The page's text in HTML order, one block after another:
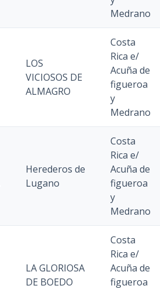
Medrano
LOS
VICIOSOS DE
ALMAGRO
Costa
Rica e/
Acuña de
figueroa
y
Medrano
Herederos de
Lugano
Costa
Rica e/
Acuña de
figueroa
y
Medrano
LA GLORIOSA
DE BOEDO
Costa
Rica e/
Acuña de
figueroa